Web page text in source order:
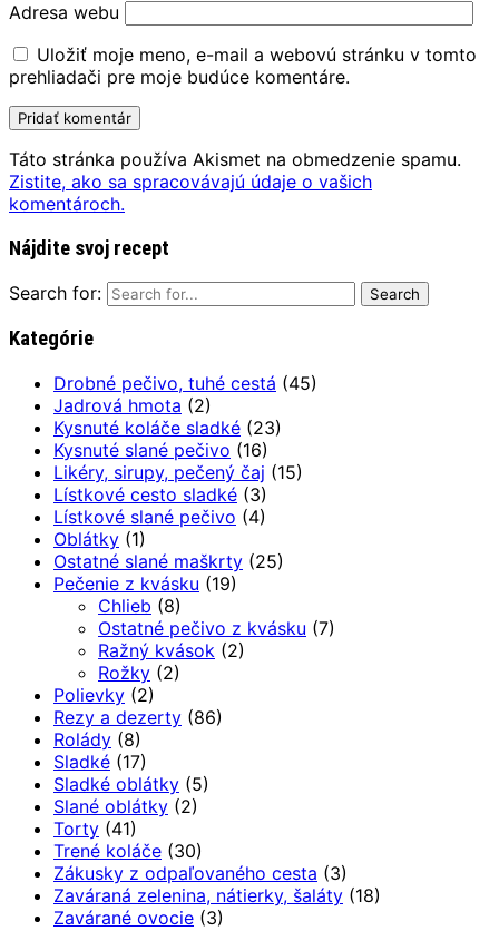
Adresa webu
Uložiť moje meno, e-mail a webovú stránku v tomto
prehliadači pre moje budúce komentáre.
Táto stránka používa Akismet na obmedzenie spamu.
Zistite, ako sa spracovávajú údaje o vašich
komentároch.
Nájdite svoj recept
Search for:
Kategórie
Drobné pečivo, tuhé cestá (45)
Jadrová hmota (2)
Kysnuté koláče sladké (23)
Kysnuté slané pečivo (16)
Likéry, sirupy, pečený čaj (15)
Lístkové cesto sladké (3)
Lístkové slané pečivo (4)
Oblátky (1)
Ostatné slané maškrty (25)
Pečenie z kvásku (19)
Chlieb (8)
Ostatné pečivo z kvásku (7)
Ražný kvások (2)
Rožky (2)
Polievky (2)
Rezy a dezerty (86)
Rolády (8)
Sladké (17)
Sladké oblátky (5)
Slané oblátky (2)
Torty (41)
Trené koláče (30)
Zákusky z odpaľovaného cesta (3)
Zaváraná zelenina, nátierky, šaláty (18)
Zavárané ovocie (3)